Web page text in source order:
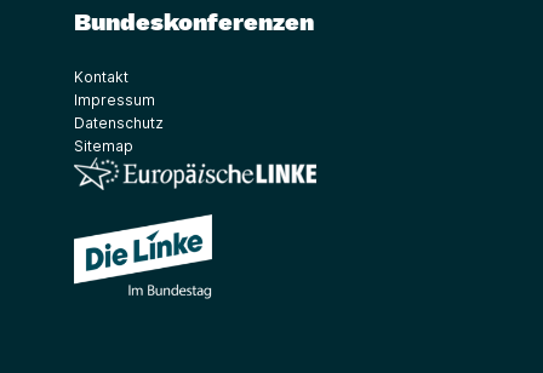
Bundeskonferenzen
Kontakt
Impressum
Datenschutz
Sitemap
(Link öffnet ein neues Fenster)